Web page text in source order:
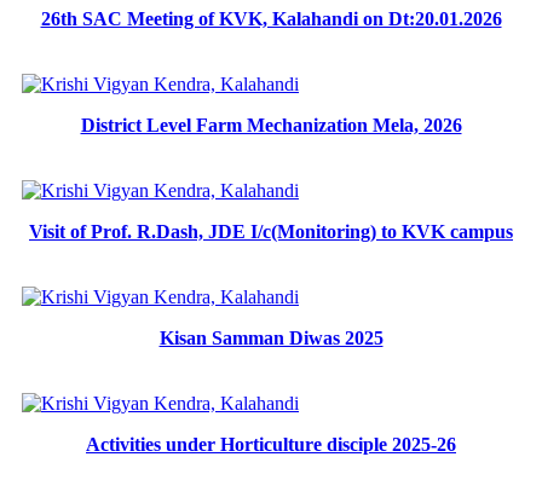
26th SAC Meeting of KVK, Kalahandi on Dt:20.01.2026
District Level Farm Mechanization Mela, 2026
Visit of Prof. R.Dash, JDE I/c(Monitoring) to KVK campus
Kisan Samman Diwas 2025
Activities under Horticulture disciple 2025-26